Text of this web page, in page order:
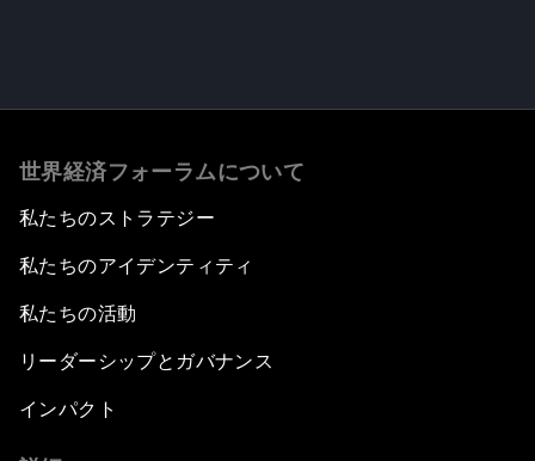
世界経済フォーラムについて
私たちのストラテジー
私たちのアイデンティティ
私たちの活動
リーダーシップとガバナンス
インパクト